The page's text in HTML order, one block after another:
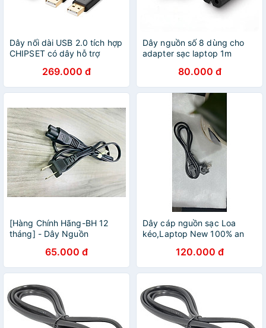
Dây nối dài USB 2.0 tích hợp
CHIPSET có dây hỗ trợ
20213 - Hàng chính hãng
269.000 đ
Dây nguồn số 8 dùng cho
adapter sạc laptop 1m
Hàng chính hãng
80.000 đ
[Hàng Chính Hãng-BH 12
tháng] - Dây Nguồn
2x0.5mm² | 2.5A – 250V -
dài 1.2m
65.000 đ
Dây cáp nguồn sạc Loa
kéo,Laptop New 100% an
120.000 đ